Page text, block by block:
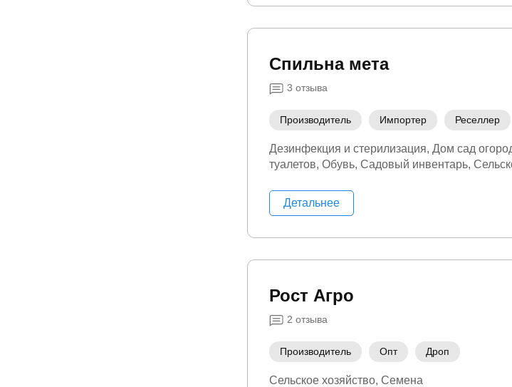
Спильна мета
3 отзыва
Производитель Импортер Реселлер
Дезинфекция и стерилизация Дом сад
туалетов Обувь Садовый инвентарь
Детальнее
Рост Агро
2 отзыва
Производитель Опт Дроп
Сельское хозяйство Семена